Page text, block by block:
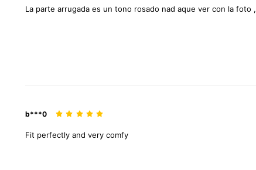
La parte arrugada es un tono rosado nad aque ver con la foto ,
b***0
Fit perfectly and very comfy